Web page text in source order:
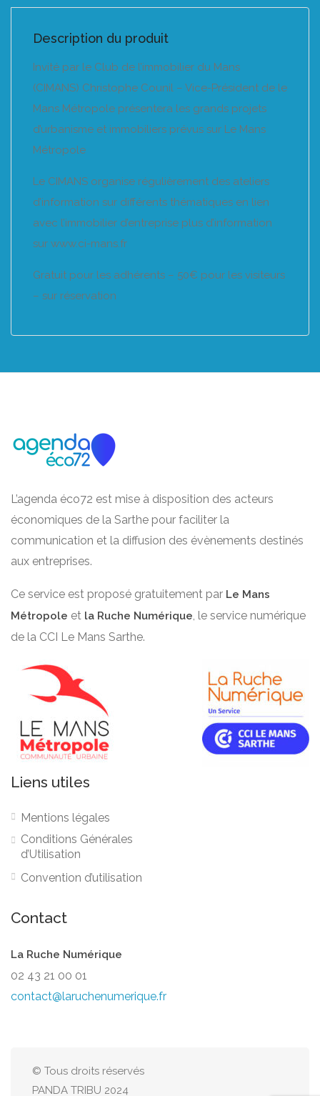
Description du produit
Invité par le Club de l’immobilier du Mans
(CIMANS) Christophe Counil – Vice-Président de le
Mans Métropole présentera les grands projets
d’urbanisme et immobiliers prévus sur Le Mans
Métropole
Le CIMANS organise régulièrement des ateliers
d’information sur différents thématiques en lien
avec l’immobilier d’entreprise plus d’information
sur www.ci-mans.fr
Gratuit pour les adhérents – 50€ pour les visiteurs
– sur réservation
L’agenda éco72 est mise à disposition des acteurs
économiques de la Sarthe pour faciliter la
communication et la diffusion des évènements destinés
aux entreprises.
Ce service est proposé gratuitement par Le Mans
Métropole et la Ruche Numérique, le service numérique
de la CCI Le Mans Sarthe.
Liens utiles
Mentions légales
Conditions Générales
d’Utilisation
Convention d’utilisation
Contact
La Ruche Numérique
02 43 21 00 01
contact@laruchenumerique.fr
© Tous droits réservés
PANDA TRIBU 2024